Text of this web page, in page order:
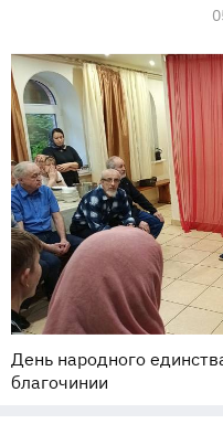
День народного
благочинии